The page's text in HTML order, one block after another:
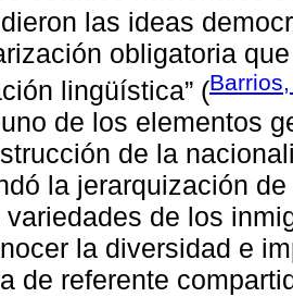
las ideas
obligatoria
lingüística” (
de los elementos
de la
la jerarquización
variedades de los
la diversidad e
de referente